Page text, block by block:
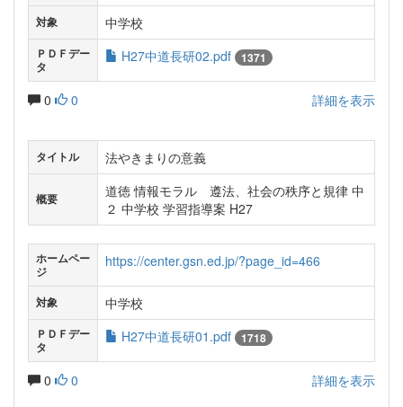
対象 中学校
ＰＤＦデー
タ
H27中道長研02.pdf 1371
0 0 詳細を表示
タイトル 法やきまりの意義
概要
道徳 情報モラル 遵法、社会の秩序と規律 中
２ 中学校 学習指導案 H27
ホームペー
ジ
https://center.gsn.ed.jp/?page_id=466
対象 中学校
ＰＤＦデー
タ
H27中道長研01.pdf 1718
0 0 詳細を表示